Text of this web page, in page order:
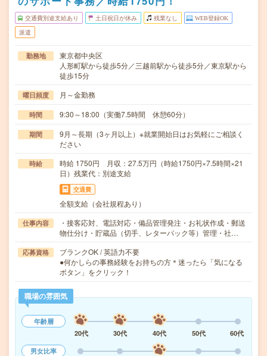
交通費別途支給あり 土日祝日が休み 残業なし WEB登録OK
派遣
勤務地
東京都中央区
人形町駅から徒歩5分／三越前駅から徒歩5分／東京駅から
徒歩15分
曜日頻度 月～金勤務
時間 9:30～18:00（実働7.5時間 休憩60分）
期間
9月～長期（3ヶ月以上）※就業開始日はお気軽にご相談く
ださい
時給
時給 1750円 月収：27.5万円（時給1750円×7.5時間×21
日）残業代：別途支給
交通費
全額支給（会社規程あり）
仕事内容
・接客応対、電話対応・備品管理発注・お礼状作成・郵送
物仕分け・貯蔵品（切手、レターパック等）管理・社…
応募資格
ブランクOK / 英語力不要
●何かしらの事務経験をお持ちの方＊迷ったら「気になる
ボタン」をクリック！
職場の雰囲気
年齢層
20代
30代 40代 50代
60代
男女比率